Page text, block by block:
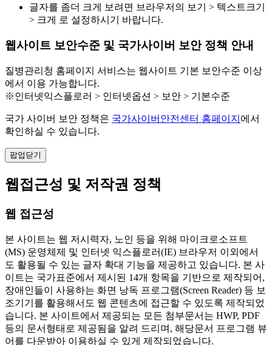
글자를 좀더 크게 보려면 브라우저의 보기 > 텍스트크기
> 크게 로 설정하시기 바랍니다.
웹사이트 보안수준 및 국가사이버 보안 정책 안내
질병관리청 홈페이지 서비스는 웹사이트 기본 보안수준 이상
에서 이용 가능합니다.
※인터넷익스플로러 > 인터넷옵션 > 보안 > 기본수준
국가 사이버 보안 정책은 국가사이버안전센터 홈페이지 에서
확인하실 수 있습니다.
팝업닫기
웹접근성 및 저작권 정책
웹 접근성
본 사이트는 웹 저시력자, 노인 등을 위해 마이크로소프트
(MS) 운영체제 및 인터넷 익스플로러(IE) 브라우저 이외에서
도 활용될 수 있는 글자 확대 기능을 제공하고 있습니다. 본 사
이트는 국가표준에서 제시된 14개 항목을 기반으로 제작되어,
장애인들이 사용하는 화면 낭독 프로그램(Screen Reader) 등 보
조기기를 활용해서도 웹 콘텐츠에 접근할 수 있도록 제작되었
습니다. 본 사이트에서 제공되는 모든 첨부문서는 HWP, PDF
등의 문서형태로 제공됨을 알려 드리며, 해당문서 프로그램 뷰
어를 다운받아 이용하실 수 있게 제작되었습니다.